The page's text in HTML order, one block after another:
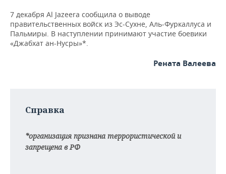
7 декабря Al Jazeera сообщила о выводе
правительственных войск из Эс-Сухне, Аль-Фуркаллуса и
Пальмиры. В наступлении принимают участие боевики
«Джабхат ан-Нусры»*.
Рената Валеева
Справка
*организация признана террористической и
запрещена в РФ